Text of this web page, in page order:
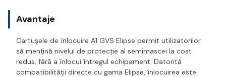
Avantaje
Cartușele de înlocuire A1 GVS Elipse permit utilizatorilor
să mențină nivelul de protecție al semimascei la cost
redus, fără a înlocui întregul echipament. Datorită
compatibilității directe cu gama Elipse, înlocuirea este